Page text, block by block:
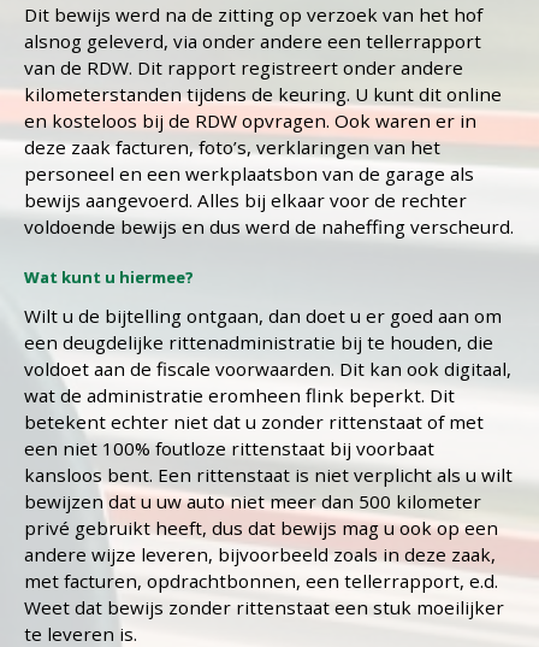
Dit bewijs werd na de zitting op verzoek van het hof
alsnog geleverd, via onder andere een tellerrapport
van de RDW. Dit rapport registreert onder andere
kilometerstanden tijdens de keuring. U kunt dit online
en kosteloos bij de RDW opvragen. Ook waren er in
deze zaak facturen, foto’s, verklaringen van het
personeel en een werkplaatsbon van de garage als
bewijs aangevoerd. Alles bij elkaar voor de rechter
voldoende bewijs en dus werd de naheffing verscheurd.
Wat kunt u hiermee?
Wilt u de bijtelling ontgaan, dan doet u er goed aan om
een deugdelijke rittenadministratie bij te houden, die
voldoet aan de fiscale voorwaarden. Dit kan ook digitaal,
wat de administratie eromheen flink beperkt. Dit
betekent echter niet dat u zonder rittenstaat of met
een niet 100% foutloze rittenstaat bij voorbaat
kansloos bent. Een rittenstaat is niet verplicht als u wilt
bewijzen dat u uw auto niet meer dan 500 kilometer
privé gebruikt heeft, dus dat bewijs mag u ook op een
andere wijze leveren, bijvoorbeeld zoals in deze zaak,
met facturen, opdrachtbonnen, een tellerrapport, e.d.
Weet dat bewijs zonder rittenstaat een stuk moeilijker
te leveren is.